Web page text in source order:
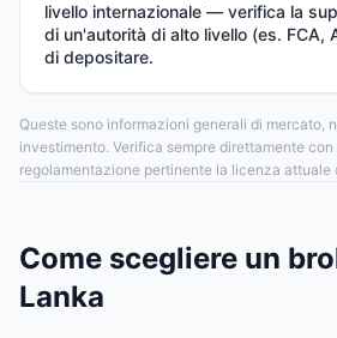
livello internazionale — verifica la
di un'autorità di alto livello (es. FCA,
di depositare.
Queste sono informazioni generali di mercato,
investimento. Verifica sempre direttamente
regolamentazione pertinente la licenza attuale
Come scegliere un
Lanka